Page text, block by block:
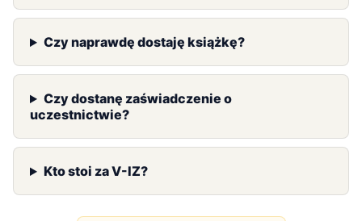
Czy naprawdę dostaję książkę?
Czy dostanę zaświadczenie o
uczestnictwie?
Kto stoi za V-IZ?